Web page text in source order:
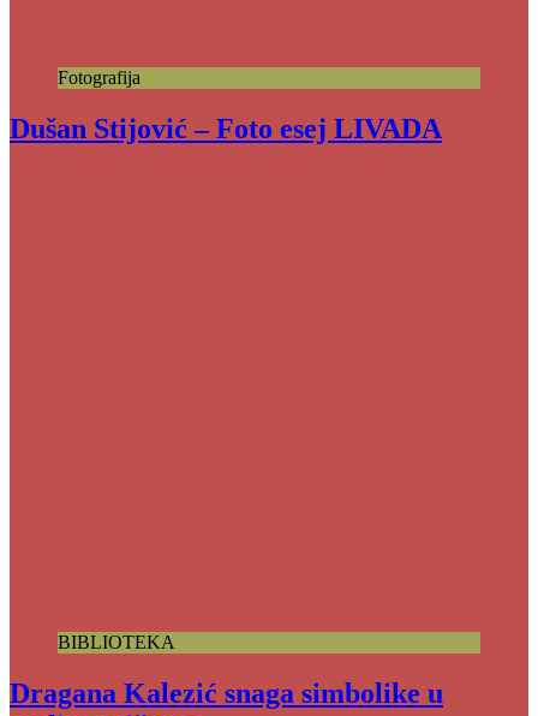
Fotografija
Dušan Stijović – Foto esej LIVADA
BIBLIOTEKA
Dragana Kalezić snaga simbolike u